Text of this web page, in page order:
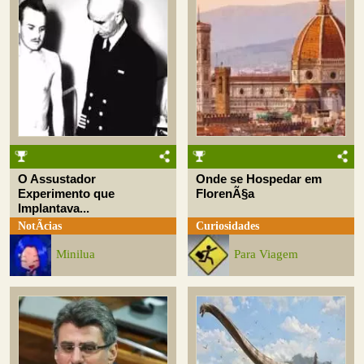
O Assustador
Experimento que
Implantava...
NotÃ­cias
Minilua
Onde se Hospedar em
FlorenÃ§a
Curiosidades
Para Viagem